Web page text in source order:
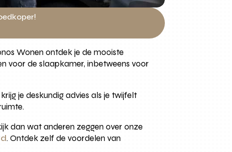
Wonen ontdek je de mooiste
voor de slaapkamer, inbetweens voor
je deskundig advies als je twijfelt
dan wat anderen zeggen over onze
. Ontdek zelf de voordelen van